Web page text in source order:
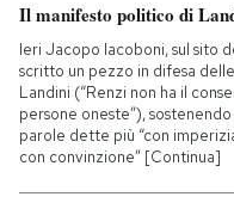
Il manifesto politico di
Ieri Jacopo Iacoboni, sul sito
scritto un pezzo in difesa
Landini (“Renzi non ha il
persone oneste”),
parole dette più “con
con convinzione” [Continua]